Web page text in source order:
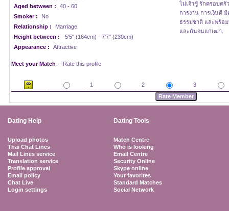
Aged between :
40 - 60
Smoker :
No
Relationship :
Marriage
Height between :
5'5" (164cm) - 7'7" (230cm)
Appearance :
Attractive
ไม่เจ้าชู้ รักครอบครั
การงาน การเงินดี
ธรรมชาติ และพร้อ
และกันจนแก่เฒ่า.
Meet your Match - Rate this profile
1 2 3
Dating Help Dating Tools
Upload photos
Thai Chat Lines
Mail Lines service
Translation service
Profile approval
Email policy
Chat Live
Login settings
Match Centre
Who is looking
Email Centre
Security Online
Skype online
Your favorites
Standard Matches
Social Network